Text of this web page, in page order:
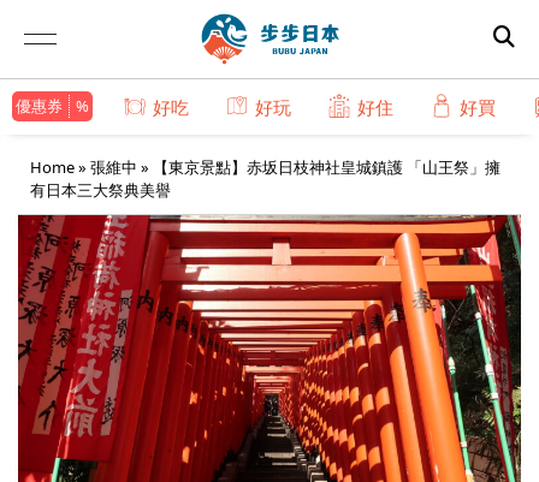
優惠券 好吃 好玩 好住 好買
Home» 張維中 » 【東京景點】赤坂日枝神社皇城鎮護 「山王祭」擁
有日本三大祭典美譽